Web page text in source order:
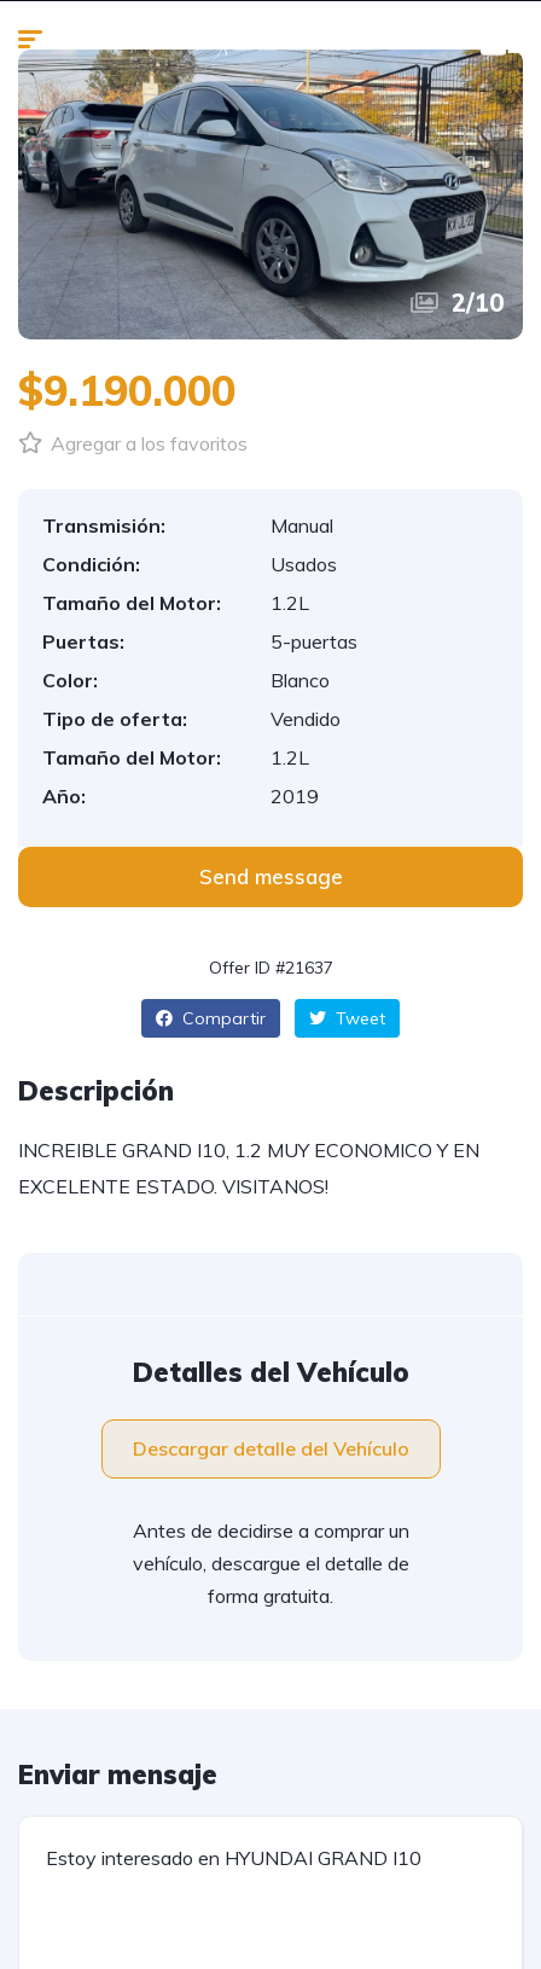
2/10
$9.190.000
Agregar a los favoritos
Transmisión:
Manual
Condición:
Usados
Tamaño del Motor:
1.2L
Puertas:
5-puertas
Color:
Blanco
Tipo de oferta:
Vendido
Tamaño del Motor:
1.2L
Año:
2019
Send message
Offer ID #21637
Compartir Tweet
Descripción
INCREIBLE GRAND I10, 1.2 MUY ECONOMICO Y EN
EXCELENTE ESTADO. VISITANOS!
Detalles del Vehículo
Descargar detalle del Vehículo
Antes de decidirse a comprar un
vehículo, descargue el detalle de
forma gratuita.
Enviar mensaje